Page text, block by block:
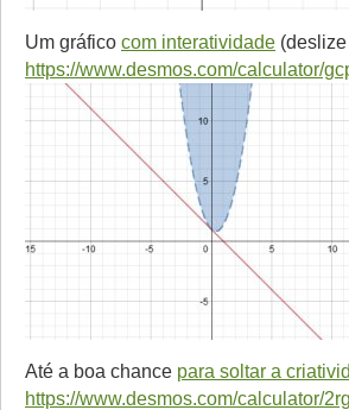
Um gráfico com interatividade
https://www.desmos.com/calculator/
Até a boa chance para soltar a
https://www.desmos.com/calculator/